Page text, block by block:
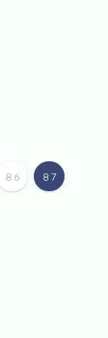
86 87